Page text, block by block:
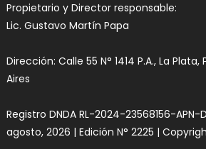
Propietario y Director responsable:
Lic. Gustavo Martín Papa
Dirección: Calle 55 N° 1414 P.A., La
Aires
Registro DNDA RL-2024-23568156-
agosto, 2026 | Edición N° 2225 |